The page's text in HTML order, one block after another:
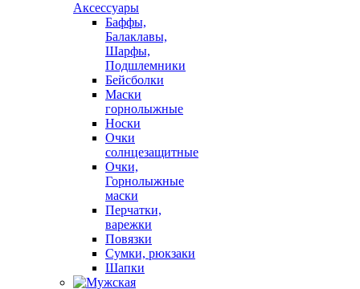
Аксессуары
Баффы,
Балаклавы,
Шарфы,
Подшлемники
Бейсболки
Маски
горнолыжные
Носки
Очки
солнцезащитные
Очки,
Горнолыжные
маски
Перчатки,
варежки
Повязки
Сумки, рюкзаки
Шапки